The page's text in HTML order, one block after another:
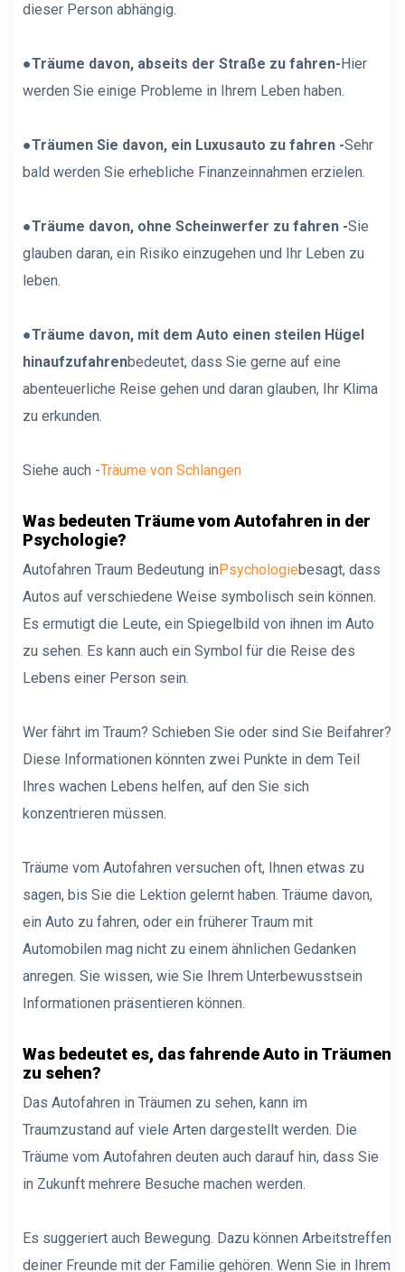
dieser Person abhängig.
●Träume davon, abseits der Straße zu fahren-Hier
werden Sie einige Probleme in Ihrem Leben haben.
●Träumen Sie davon, ein Luxusauto zu fahren -Sehr
bald werden Sie erhebliche Finanzeinnahmen erzielen.
●Träume davon, ohne Scheinwerfer zu fahren -Sie
glauben daran, ein Risiko einzugehen und Ihr Leben zu
leben.
●Träume davon, mit dem Auto einen steilen Hügel
hinaufzufahrenbedeutet, dass Sie gerne auf eine
abenteuerliche Reise gehen und daran glauben, Ihr Klima
zu erkunden.
Siehe auch -Träume von Schlangen
Was bedeuten Träume vom Autofahren in der
Psychologie?
Autofahren Traum Bedeutung inPsychologiebesagt, dass
Autos auf verschiedene Weise symbolisch sein können.
Es ermutigt die Leute, ein Spiegelbild von ihnen im Auto
zu sehen. Es kann auch ein Symbol für die Reise des
Lebens einer Person sein.
Wer fährt im Traum? Schieben Sie oder sind Sie Beifahrer?
Diese Informationen könnten zwei Punkte in dem Teil
Ihres wachen Lebens helfen, auf den Sie sich
konzentrieren müssen.
Träume vom Autofahren versuchen oft, Ihnen etwas zu
sagen, bis Sie die Lektion gelernt haben. Träume davon,
ein Auto zu fahren, oder ein früherer Traum mit
Automobilen mag nicht zu einem ähnlichen Gedanken
anregen. Sie wissen, wie Sie Ihrem Unterbewusstsein
Informationen präsentieren können.
Was bedeutet es, das fahrende Auto in Träumen
zu sehen?
Das Autofahren in Träumen zu sehen, kann im
Traumzustand auf viele Arten dargestellt werden. Die
Träume vom Autofahren deuten auch darauf hin, dass Sie
in Zukunft mehrere Besuche machen werden.
Es suggeriert auch Bewegung. Dazu können Arbeitstreffen
deiner Freunde mit der Familie gehören. Wenn Sie in Ihrem